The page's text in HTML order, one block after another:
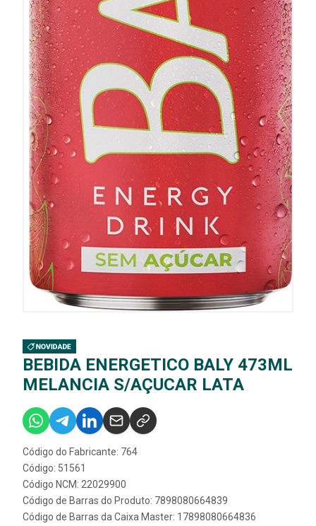
BEBIDA ENERGETICO BALY 473ML
MELANCIA S/AÇUCAR LATA
Código do Fabricante: 764
Código: 51561
Código NCM: 22029900
Código de Barras do Produto: 7898080664839
Código de Barras da Caixa Master: 17898080664836